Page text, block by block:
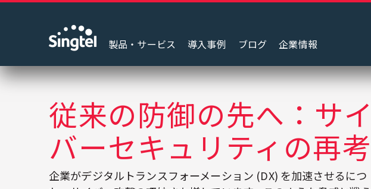
製品・サービス 導入事例 ブログ 企業情報
従来の防御の先へ：サイ
バーセキュリティの再考
企業がデジタルトランスフォーメーション (DX) を加速させるにつ